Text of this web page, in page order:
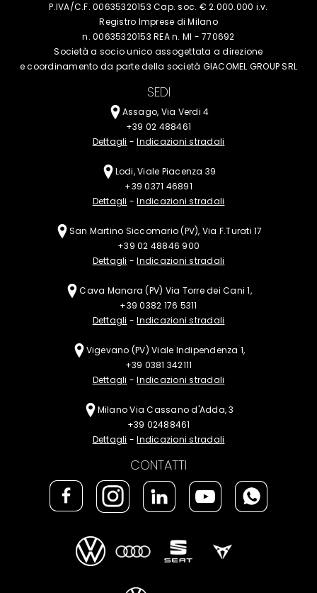
P.IVA/C.F. 00635320153 Cap. soc. € 2.000.000 i.v.
Registro Imprese di Milano
n. 00635320153 REA n. MI - 770692
Società a socio unico assogettata adirezione
e coordinamento da parte della società GIACOMEL GROUP SRL
SEDI
Assago, Via Verdi 4
+39 02 488461
Dettagli -Indicazioni stradali
Lodi, Viale Piacenza 39
+39 0371 46891
Dettagli -Indicazioni stradali
San Martino Siccomario (PV), Via F.Turati 17
+39 02 48846 900
Dettagli -Indicazioni stradali
Cava Manara (PV) Via Torre dei Cani 1,
+39 0382 176 5311
Dettagli -Indicazioni stradali
Vigevano (PV) Viale Indipendenza 1,
+39 0381 342111
Dettagli -Indicazioni stradali
MilanoVia Cassano d'Adda, 3
+39 02488461
Dettagli -Indicazioni stradali
CONTATTI